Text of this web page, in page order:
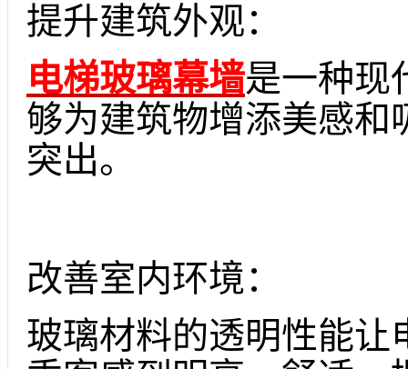
提升建筑外观：
电梯玻璃幕墙是一种现
够为建筑物增添美感和
突出。
改善室内环境：
玻璃材料的透明性能让